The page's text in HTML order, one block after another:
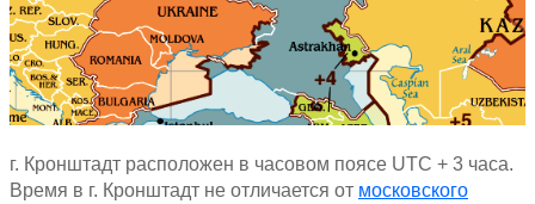
г. Кронштадт расположен в часовом поясе UTC + 3 часа.
Время в г. Кронштадт не отличается от московского